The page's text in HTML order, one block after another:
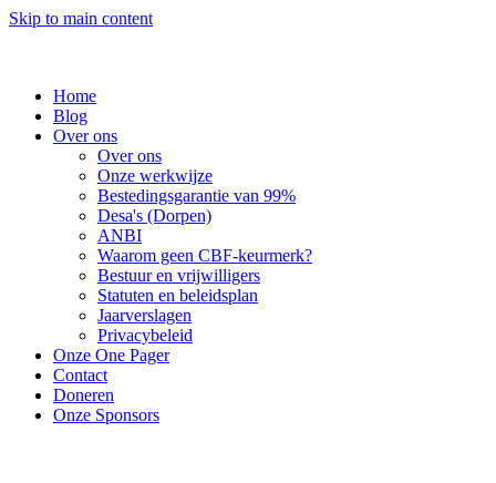
Skip to main content
Home
Blog
Over ons
Over ons
Onze werkwijze
Bestedingsgarantie van 99%
Desa's (Dorpen)
ANBI
Waarom geen CBF-keurmerk?
Bestuur en vrijwilligers
Statuten en beleidsplan
Jaarverslagen
Privacybeleid
Onze One Pager
Contact
Doneren
Onze Sponsors